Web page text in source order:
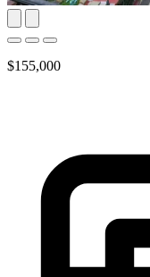
$155,000